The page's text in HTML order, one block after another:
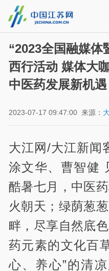
“2023全国融媒体
西行活动 媒体大
中医药发展新机遇
2023-07-17 09:47:00 来源：
大江网/大江新闻
涂文华、曹智健
酷暑七月，中医
火朝天；绿荫葱
畔，尽享自然底
药元素的文化百
心、养心”的清